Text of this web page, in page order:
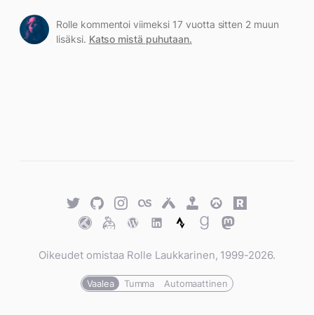
Rolle kommentoi viimeksi 17 vuotta sitten 2 muun
lisäksi. Katso mistä puhutaan.
TwitterGitHubTwitterLast.fmUntappd
Retro
Achievements
Overwatch
Rawg.io
TraktKeybaseWordPress
WordPress
StravaGoodreads
Mastodon
Oikeudet omistaa Rolle Laukkarinen, 1999-2026.
Vaalea Tumma Automaattinen